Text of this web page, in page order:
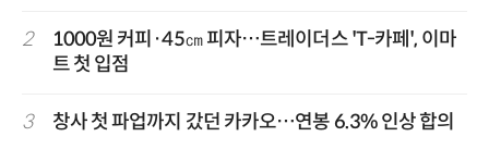
2
1000원 커피·45㎝ 피자…트레이더스 'T-카페', 이마
트 첫 입점
3 창사 첫 파업까지 갔던 카카오…연봉 6.3% 인상 합의